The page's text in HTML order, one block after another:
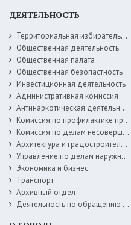
ДЕЯТЕЛЬНОСТЬ
Территориальная избирательная комиссия
Общественная деятельность
Общественная палата
Общественная безопастность
Инвестиционная деятельность
Административная комиссия
Антинаркотическая деятельность
Комиссия по профилактике правонарушений
Комиссия по делам несовершеннолетних
Архитектура и градостроительство
Управление по делам наружной рекламы
Экономика и бизнес
Транспорт
Архивный отдел
Деятельность по обращению с животными без владельцев